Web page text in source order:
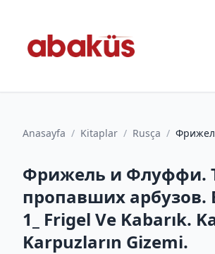
Anasayfa / Kitaplar / Rusça /
Frigel
Фрижель и Флуффи.
пропавших арбузов.
1_ Frigel Ve Kabarık.
Karpuzların Gizemi.